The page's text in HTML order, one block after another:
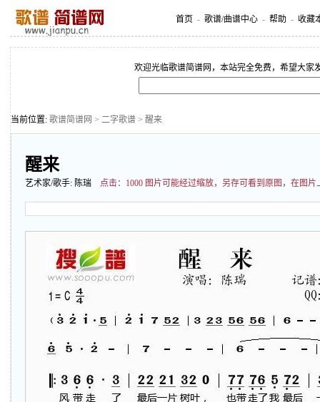
首页 - 歌谱/曲谱中心 - 帮助 - 收藏
欢迎光临歌谱简谱网，本站完全免费，希望大家
当前位置: 歌谱简谱网 > 二字歌谱 > 醒来
醒来
艺术家/歌手: 陈瑞 点击： 1000 图片可能经过缩放，另存可看到原图，在图